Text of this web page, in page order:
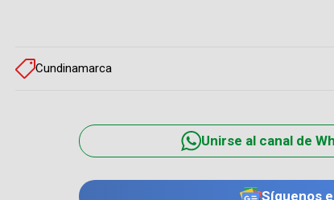
Cundinamarca
Unirse al canal de
Síguenos